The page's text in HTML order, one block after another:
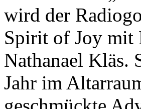
wird der
Spirit of Joy mit
Nathanael Kläs.
Jahr im